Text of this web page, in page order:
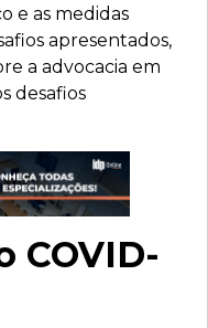
e as medidas
apresentados,
a advocacia em
desafios
COVID-